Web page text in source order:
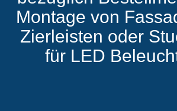
Montage von
Zierleisten oder
für LED